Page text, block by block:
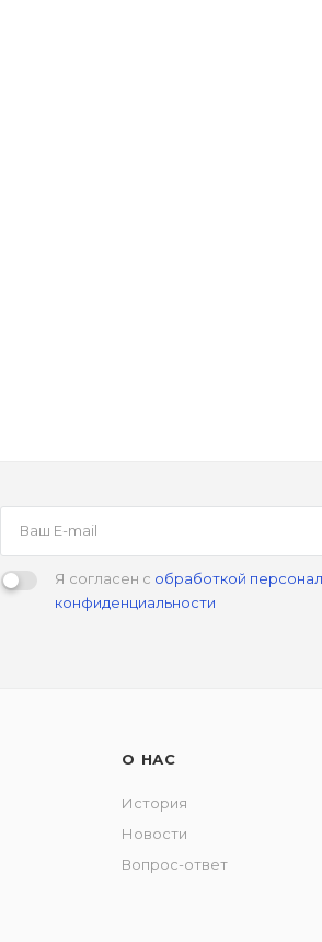
Я согласен с обработкой
конфиденциальности
О НАС
История
Новости
Вопрос-ответ